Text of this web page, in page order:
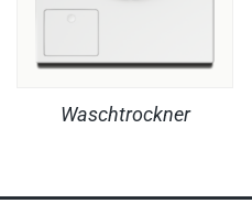
Waschtrockner